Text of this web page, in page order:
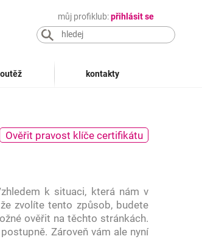
můj profiklub:přihlásit se
kontakty
Ověřit pravost klíče certifikátu
k situaci, která nám v
zvolíte tento způsob, budete
ověřit na těchto stránkách.
Zároveň vám ale nyní